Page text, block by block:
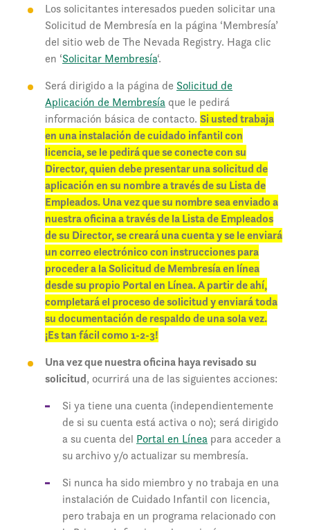
Los solicitantes interesados pueden solicitar una
Solicitud de Membresía en la página ‘Membresía’
del sitio web de The Nevada Registry. Haga clic
en ‘Solicitar Membresía‘.
Será dirigido a la página de Solicitud de
Aplicación de Membresíaque le pedirá
información básica de contacto. Si usted trabaja
en una instalación de cuidado infantil con
licencia, se le pedirá que se conecte con su
Director, quien debe presentar una solicitud de
aplicación en su nombre a través de su Lista de
Empleados. Una vez que su nombre sea enviado a
nuestra oficina a través de la Lista de Empleados
de su Director, se creará una cuenta y se le enviará
un correo electrónico con instrucciones para
proceder a la Solicitud de Membresía en línea
desde su propio Portal en Línea. A partir de ahí,
completará el proceso de solicitud y enviará toda
su documentación de respaldo de una sola vez.
¡Es tan fácil como 1-2-3!
Una vez que nuestra oficina haya revisado su
solicitud, ocurrirá una de las siguientes acciones:
Si ya tiene una cuenta (independientemente
de si su cuenta está activa o no); será dirigido
a su cuenta del Portal en Línea para acceder a
su archivo y/o actualizar su membresía.
Si nunca ha sido miembro y no trabaja en una
instalación de Cuidado Infantil con licencia,
pero trabaja en un programa relacionado con